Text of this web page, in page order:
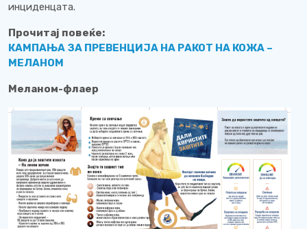
инциденцата.
Прочитај повеќе:
КАМПАЊА ЗА ПРЕВЕНЦИЈА НА РАКОТ НА КОЖА –
МЕЛАНОМ
Меланом-флаер